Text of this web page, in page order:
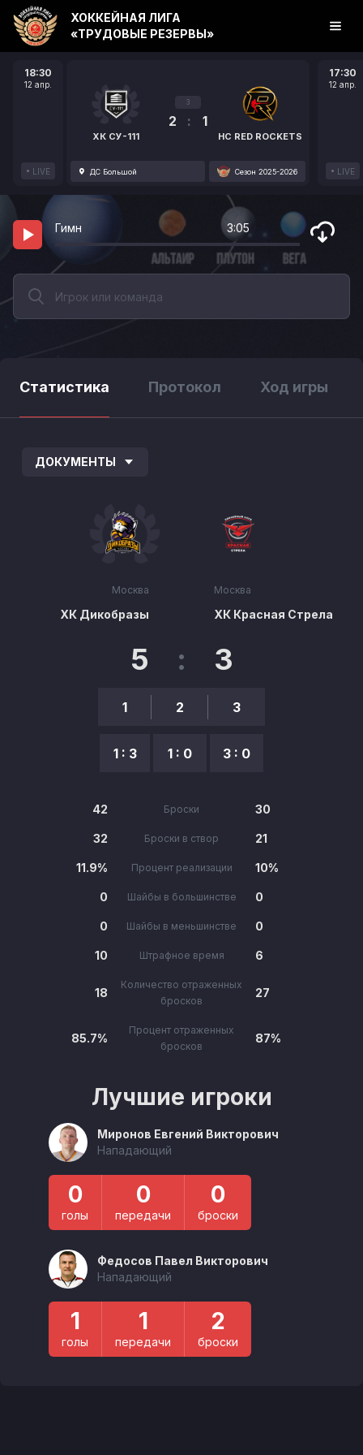
18:30
12 апр.
LIVE
ХК СУ-111
3
2 : 1
HC RED ROCKETS
ДС Большой Сезон 2025-2026
17:30
12 апр.
LIVE
ХОККЕЙНАЯ ЛИГА
«ТРУДОВЫЕ РЕЗЕРВЫ»
Гимн 3:05
Статистика Протокол Ход игры
ДОКУМЕНТЫ
Москва
ХК Дикобразы
5 : 3
1
1 : 3
2
1 : 0
3
3 : 0
Москва
ХК Красная Стрела
42 Броски 30
32 Броски в створ 21
11.9% Процент реализации 10%
0 Шайбы в большинстве 0
0 Шайбы в меньшинстве 0
10 Штрафное время 6
18
Количество отраженных
бросков
27
85.7%
Процент отраженных
бросков
87%
Лучшие игроки
Миронов Евгений Викторович
Нападающий
0
голы
0
передачи
0
броски
Федосов Павел Викторович
Нападающий
1
голы
1
передачи
2
броски